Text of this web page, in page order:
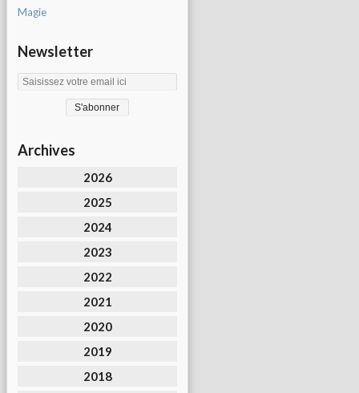
Magie
Newsletter
Archives
2026
2025
2024
2023
2022
2021
2020
2019
2018